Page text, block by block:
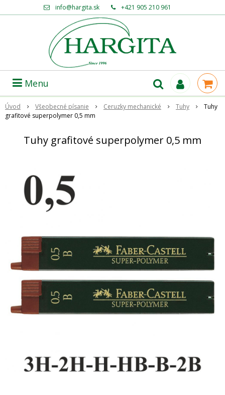
info@hargita.sk +421 905 210 961
Menu
Úvod Všeobecné písanie Ceruzky mechanické Tuhy
Tuhy
grafitové superpolymer 0,5 mm
Tuhy grafitové superpolymer 0,5 mm